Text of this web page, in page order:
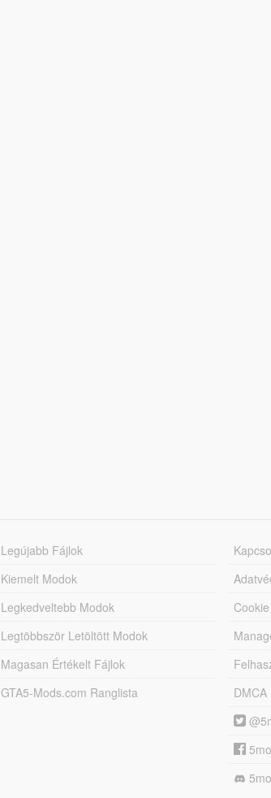
Legújabb Fájlok
Kiemelt Modok
Legkedveltebb Modok
Legtöbbször Letöltött Modok
Magasan Értékelt Fájlok
GTA5-Mods.com Ranglista
DMCA